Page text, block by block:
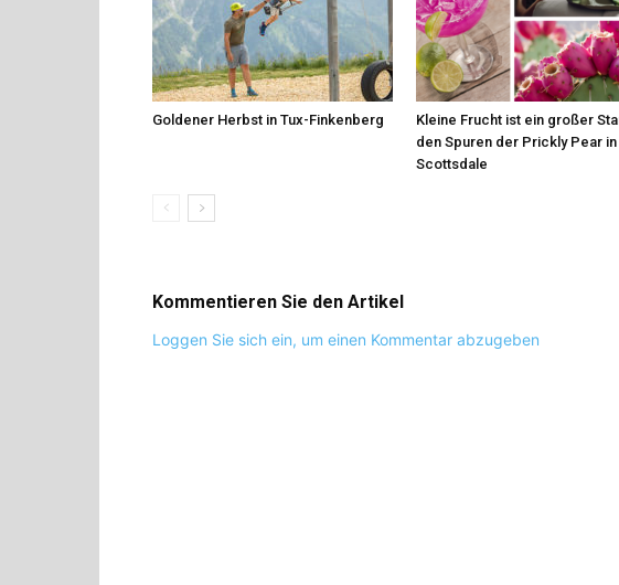
Goldener Herbst in Tux-Finkenberg
Kleine Frucht ist ein großer
den Spuren der Prickly Pear in
Scottsdale
Kommentieren Sie den Artikel
Loggen Sie sich ein, um einen Kommentar abzugeben